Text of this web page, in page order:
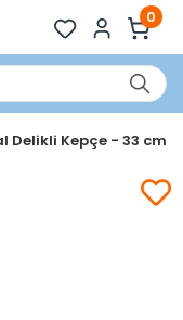
0
Delikli Kepçe - 33 cm